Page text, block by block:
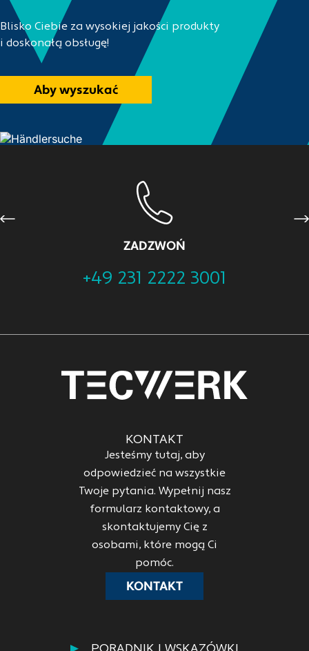
Blisko Ciebie za wysokiej jakości produkty
i doskonałą obsługę!
Aby wyszukać
ZADZWOŃ
+49 231 2222 3001
Previous
KONTAKT
Jesteśmy tutaj, aby
odpowiedzieć na wszystkie
Twoje pytania. Wypełnij nasz
formularz kontaktowy, a
skontaktujemy Cię z
osobami, które mogą Ci
pomóc.
KONTAKT